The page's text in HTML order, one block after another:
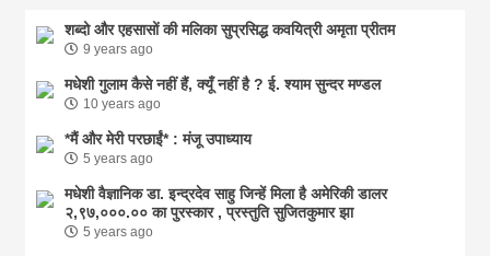
शब्दो और एहसासों की मलिका सुप्रसिद्ध कवयित्री अमृता प्रीतम
9 years ago
मधेशी गुलाम कैसे नहीं हैं, क्यूँ नहीं है ? ई. श्याम सुन्दर मण्डल
10 years ago
*मैं और मेरी परछाईं* : मंजू उपाध्याय
5 years ago
मधेशी वैज्ञानिक डा. इन्द्रदेव साहु जिन्हें मिला है अमेरिकी डालर
२,९७,०००.०० का पुरस्कार , प्रस्तुति सुजितकुमार झा
5 years ago